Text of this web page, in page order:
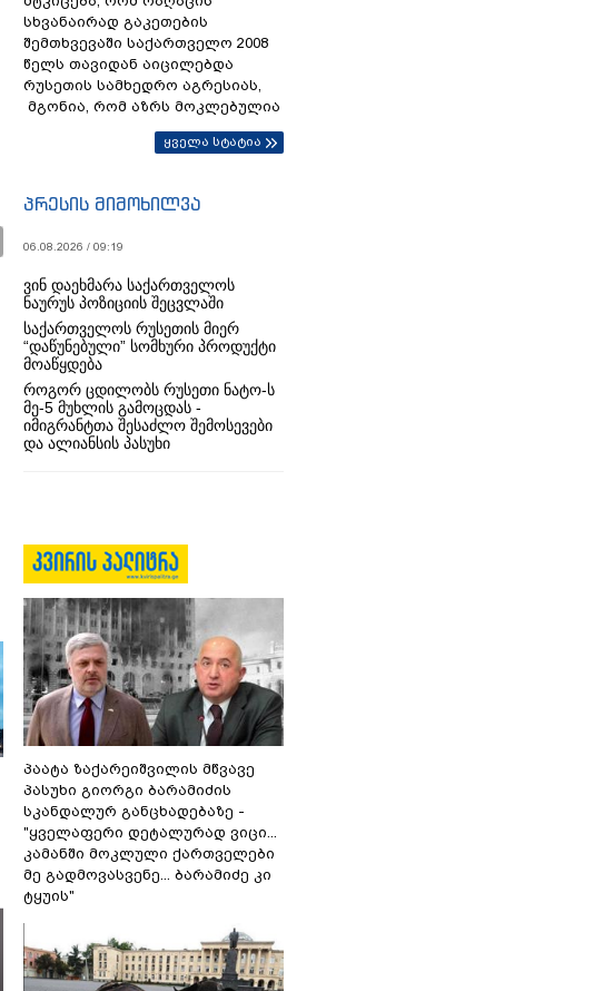
სხვანაირად გაკეთების
შემთხვევაში საქართველო 2008
წელს თავიდან აიცილებდა
რუსეთის სამხედრო აგრესიას,
მგონია, რომ აზრს მოკლებულია
ყველა სტატია
პრესის მიმოხილვა
06.08.2026 / 09:19
ვინ დაეხმარა საქართველოს
ნაურუს პოზიციის შეცვლაში
საქართველოს რუსეთის მიერ
“დაწუნებული” სომხური პროდუქტი
მოაწყდება
როგორ ცდილობს რუსეთი ნატო-ს
მე-5 მუხლის გამოცდას -
იმიგრანტთა შესაძლო შემოსევები
და ალიანსის პასუხი
პაატა ზაქარეიშვილის მწვავე
პასუხი გიორგი ბარამიძის
სკანდალურ განცხადებაზე -
"ყველაფერი დეტალურად ვიცი...
კამანში მოკლული ქართველები
მე გადმოვასვენე... ბარამიძე კი
ტყუის"